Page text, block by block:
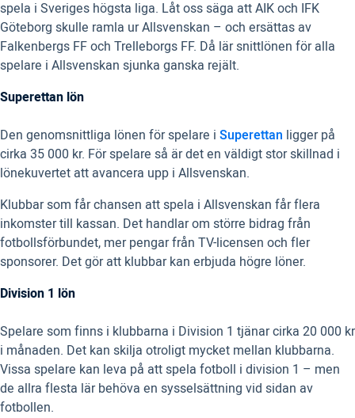
spela i Sveriges högsta liga. Låt oss säga att AIK och IFK
Göteborg skulle ramla ur Allsvenskan – och ersättas av
Falkenbergs FF och Trelleborgs FF. Då lär snittlönen för alla
spelare i Allsvenskan sjunka ganska rejält.
Superettan lön
Den genomsnittliga lönen för spelare i Superettan ligger på
cirka 35 000 kr. För spelare så är det en väldigt stor skillnad i
lönekuvertet att avancera upp i Allsvenskan.
Klubbar som får chansen att spela i Allsvenskan får flera
inkomster till kassan. Det handlar om större bidrag från
fotbollsförbundet, mer pengar från TV-licensen och fler
sponsorer. Det gör att klubbar kan erbjuda högre löner.
Division 1 lön
Spelare som finns i klubbarna i Division 1 tjänar cirka 20 000 kr
i månaden. Det kan skilja otroligt mycket mellan klubbarna.
Vissa spelare kan leva på att spela fotboll i division 1 – men
de allra flesta lär behöva en sysselsättning vid sidan av
fotbollen.